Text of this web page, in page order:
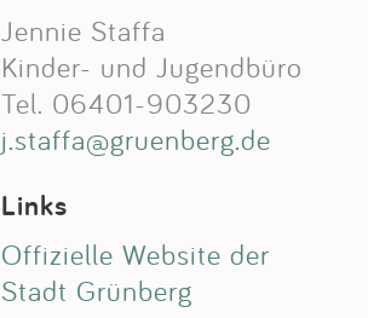
Jennie Staffa
Kinder- und Jugendbüro
Tel. 06401-903230
j.staffa@gruenberg.de
Links
Offizielle Website der
Stadt Grünberg